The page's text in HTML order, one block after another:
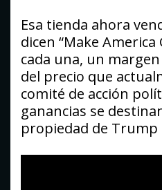
Esa tienda ahora
dicen “Make America
cada una, un
del precio que
comité de acción
ganancias se
propiedad de Trump